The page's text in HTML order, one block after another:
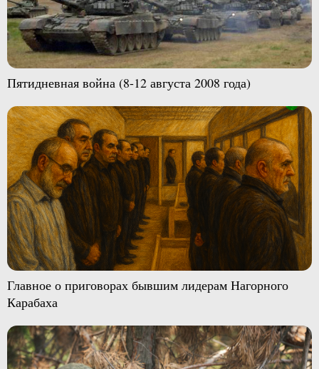
Пятидневная война (8-12 августа 2008 года)
Главное о приговорах бывшим лидерам Нагорного
Карабаха